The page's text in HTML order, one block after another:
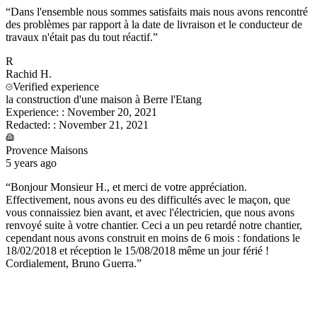
“Dans l'ensemble nous sommes satisfaits mais nous avons rencontré
des problèmes par rapport à la date de livraison et le conducteur de
travaux n'était pas du tout réactif.”
R
Rachid H.
Verified experience
la construction d'une maison à Berre l'Etang
Experience: : November 20, 2021
Redacted: : November 21, 2021
Provence Maisons
5 years ago
“Bonjour Monsieur H., et merci de votre appréciation.
Effectivement, nous avons eu des difficultés avec le maçon, que
vous connaissiez bien avant, et avec l'électricien, que nous avons
renvoyé suite à votre chantier. Ceci a un peu retardé notre chantier,
cependant nous avons construit en moins de 6 mois : fondations le
18/02/2018 et réception le 15/08/2018 même un jour férié !
Cordialement, Bruno Guerra.”